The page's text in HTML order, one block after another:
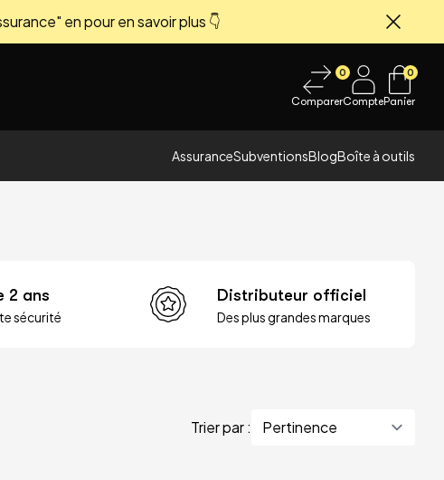
en pour en savoir plus 👇
0
ComparerCompte
0
Panier
AssuranceSubventionsBlogBoîte à outils
2 ans
sécurité
Distributeur officiel
Des plus grandes marques
Trier par :